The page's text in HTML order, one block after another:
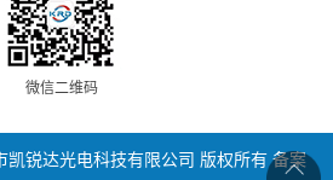
微信二维码
锐达光电科技有限公司 版权所有 备案